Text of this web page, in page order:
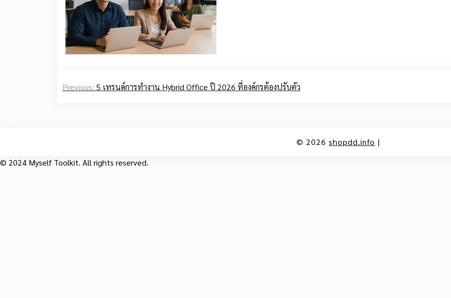
Post
Previous: 5 เทรนด์การทำงาน Hybrid Office ปี 2026 ที่องค์กรต้องปรับตัว
© 2026 shopdd.info |
© 2024 Myself Toolkit. All rights reserved.